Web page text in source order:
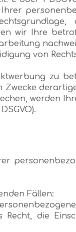
wir Ihre
von
zu
werden
Fällen:
die